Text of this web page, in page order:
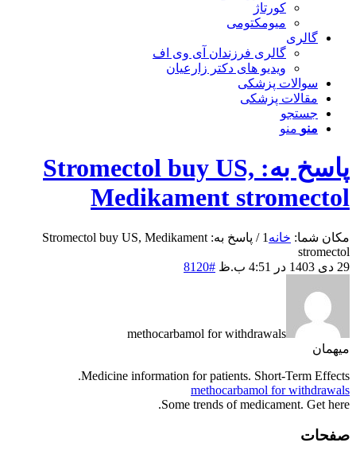
کورتاژ
میومکتومی
گالری
گالری فرزندان آی وی اف
ویدیو های دکتر زارعیان
سوالات پزشکی
مقالات پزشکی
جستجو
منو منو
پاسخ به: Stromectol buy US,
Medikament stromectol
مکان شما: خانه 1
/
پاسخ به: Stromectol buy US, Medikament
stromectol
29 دی 1403 در 4:51 ب.ظ
#8120
methocarbamol for withdrawals
میهمان
Medicine information for patients. Short-Term Effects.
methocarbamol for withdrawals
Some trends of medicament. Get here.
صفحات